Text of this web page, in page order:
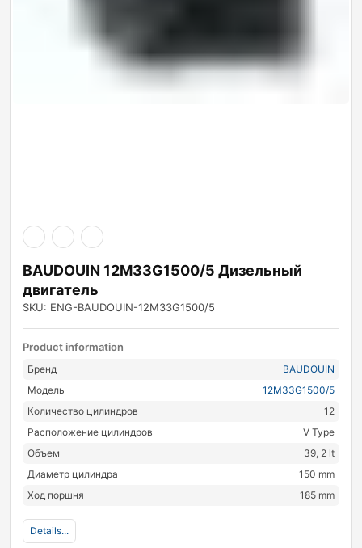
BAUDOUIN 12M33G1500/5 Дизельный
двигатель
SKU: ENG-BAUDOUIN-12M33G1500/5
Product information
Бренд
BAUDOUIN
Модель
12M33G1500/5
Количество цилиндров
12
Расположение цилиндров
V Type
Объем
39, 2 lt
Диаметр цилиндра
150 mm
Ход поршня
185 mm
Details...